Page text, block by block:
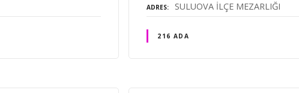
ADRES SULUOVA İLÇE MEZARLIĞI
216 ADA